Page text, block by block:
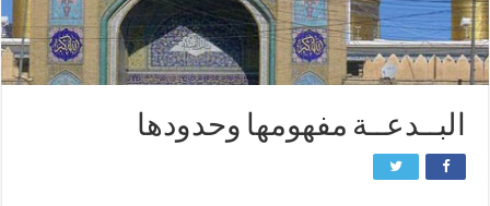
البــدعــة مفهومها وحدودها